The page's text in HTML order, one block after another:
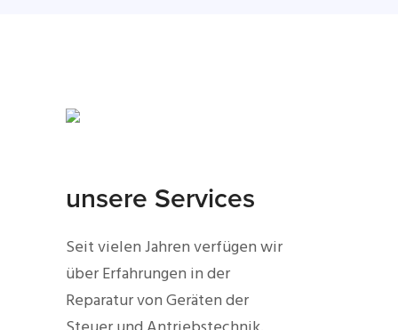
unsere Services
Seit vielen Jahren verfügen wir
über Erfahrungen in der
Reparatur von Geräten der